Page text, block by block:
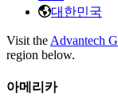
대한민국
Visit the Advantech
region below.
아메리카